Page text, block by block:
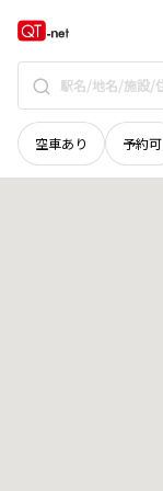
空車あり 予約可
長野県